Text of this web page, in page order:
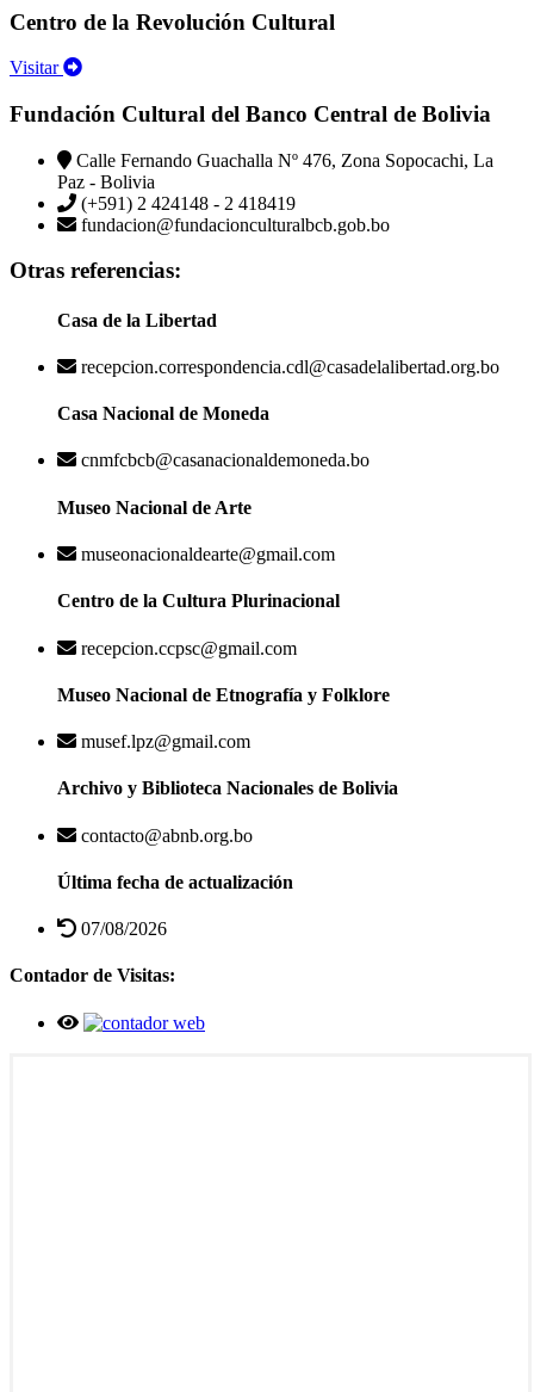
Centro de la Revolución Cultural
Visitar
Fundación Cultural del Banco Central de Bolivia
Calle Fernando Guachalla Nº 476, Zona Sopocachi, La
Paz - Bolivia
(+591) 2 424148 - 2 418419
fundacion@fundacionculturalbcb.gob.bo
Otras referencias:
Casa de la Libertad
recepcion.correspondencia.cdl@casadelalibertad.org.bo
Casa Nacional de Moneda
cnmfcbcb@casanacionaldemoneda.bo
Museo Nacional de Arte
museonacionaldearte@gmail.com
Centro de la Cultura Plurinacional
recepcion.ccpsc@gmail.com
Museo Nacional de Etnografía y Folklore
musef.lpz@gmail.com
Archivo y Biblioteca Nacionales de Bolivia
contacto@abnb.org.bo
Última fecha de actualización
07/08/2026
Contador de Visitas: